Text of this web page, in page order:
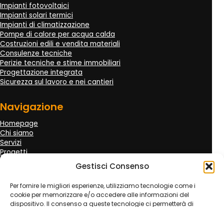
Gestisci Consenso
Per fornire le migliori esperienze, utilizziamo tecnologie come i
cookie per memorizzare e/o accedere alle informazioni del
dispositivo. Il consenso a queste tecnologie ci permetterà di
Impianti fotovoltaici
Impianti solari termici
Impianti di climatizzazione
Pompe di calore per acqua calda
Costruzioni edili e vendita materiali
Consulenze tecniche
Perizie tecniche e stime immobiliari
Progettazione integrata
Sicurezza sul lavoro e nei cantieri
Navigazione
Homepage
Chi siamo
Servizi
Progetti
Clienti
Contatti
Richiedi preventivo